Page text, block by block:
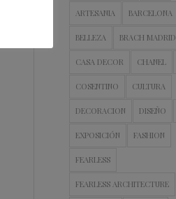
ARTESANIA BARCELONA
BELLEZA BRACH MADRID
CASA DECOR CHANEL
COSENTINO CULTURA
DECORACION DISEÑO
EXPOSICIÓN FASHION
FEARLESS
FEARLESS ARCHITECTURE